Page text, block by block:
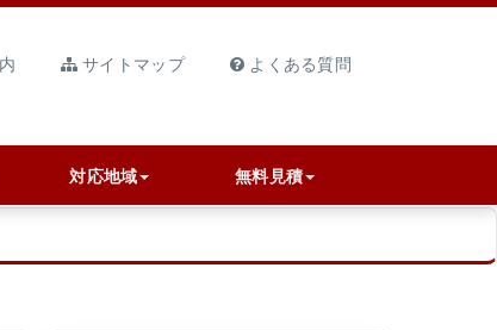
サイトマップ よくある質問
対応地域 無料見積